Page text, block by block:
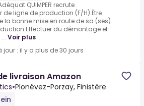
QUIMPER recrute
de ligne de production (F/H).Être
la bonne mise en route de sa (ses)
du démontage et
Voir plus
jour : il y a plus de 30 jours
livraison Amazon
•Plonévez-Porzay, Finistère